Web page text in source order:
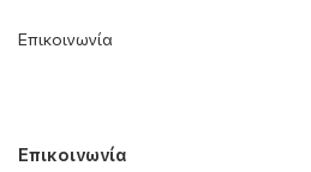
Επικοινωνία
Επικοινωνία